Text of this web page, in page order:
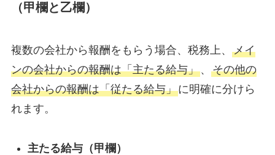
（甲欄と乙欄）
複数の会社から報酬をもらう場合、税務上、 メイ
ンの会社からの報酬は「主たる給与」、 その他の
会社からの報酬は「従たる給与」に明確に分けら
れます。
主たる給与（甲欄）